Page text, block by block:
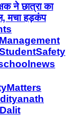
ने छात्रा का
मचा हड़कंप